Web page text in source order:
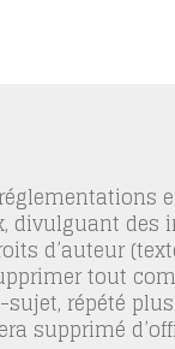
divulguant des
d’auteur
tout
répété
supprimé